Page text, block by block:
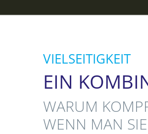
VIELSEITIGKEIT
EIN
WARUM
WENN MAN